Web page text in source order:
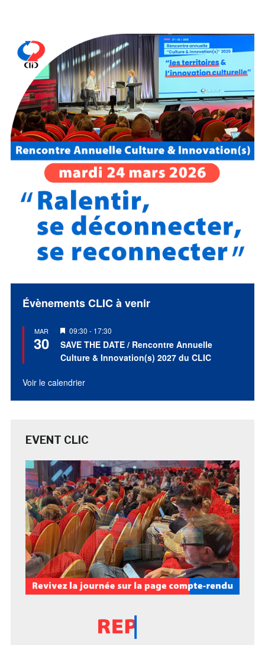
Évènements CLIC à venir
MAR
30
Mis
en
avant
09:30 17:30
SAVE THE DATE / Rencontre Annuelle
Culture & Innovation(s) 2027 du CLIC
Voir le calendrier
EVENT CLIC